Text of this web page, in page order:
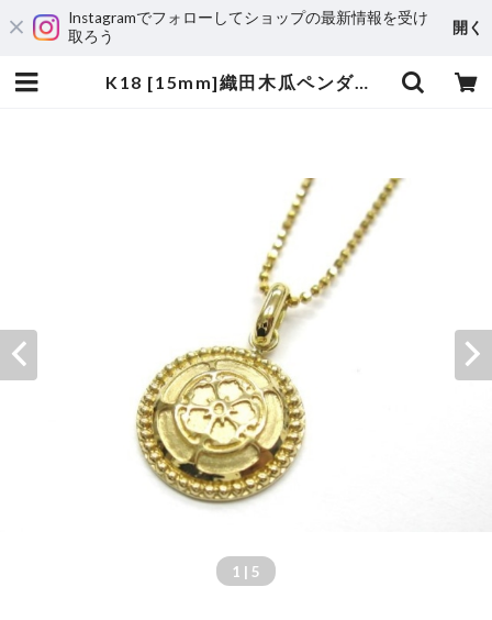
Instagramでフォローしてショップの最新情報を受け
取ろう
開く
K18 [15mm]織田木瓜ペンダントネックレス【イエローゴールド】 | 宝飾工房 Ｋ’ｓ ＣＲＡＦＴ
1 | 5